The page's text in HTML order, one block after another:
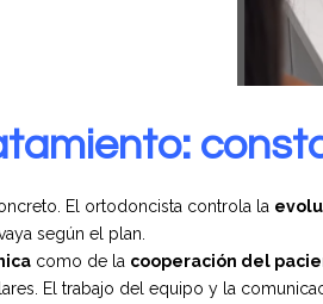
El ortodoncista controla la
según el plan.
como de la cooperación del
El trabajo del equipo y la